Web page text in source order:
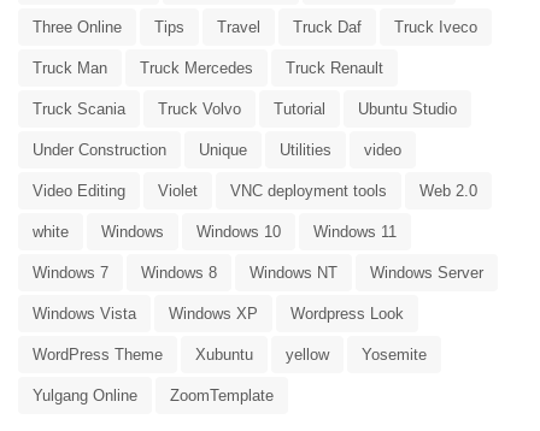
Three Online Tips Travel Truck Daf Truck Iveco
Truck Man Truck Mercedes Truck Renault
Truck Scania Truck Volvo Tutorial Ubuntu Studio
Under Construction Unique Utilities video
Video Editing Violet VNC deployment tools Web 2.0
white Windows Windows 10 Windows 11
Windows 7 Windows 8 Windows NT Windows Server
Windows Vista Windows XP Wordpress Look
WordPress Theme Xubuntu yellow Yosemite
Yulgang Online ZoomTemplate